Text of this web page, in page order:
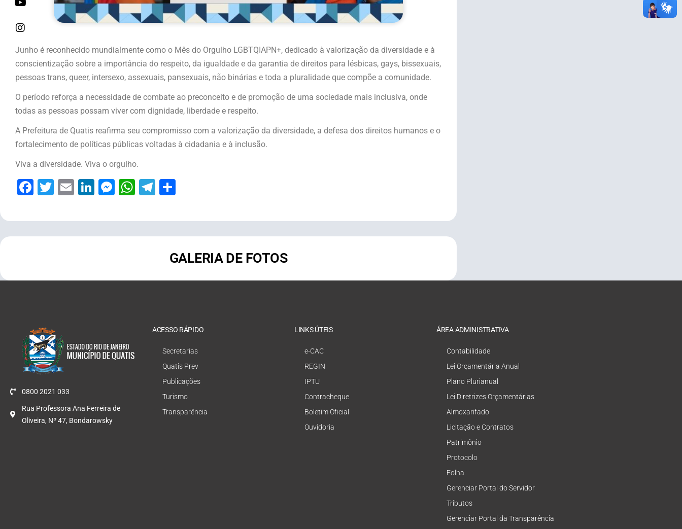
Junho é reconhecido mundialmente como o Mês do Orgulho LGBTQIAPN+, dedicado à valorização da diversidade e à
conscientização sobre a importância do respeito, da igualdade e da garantia de direitos para lésbicas, gays, bissexuais,
pessoas trans, queer, intersexo, assexuais, pansexuais, não binárias e toda a pluralidade que compõe a comunidade.
O período reforça a necessidade de combate ao preconceito e de promoção de uma sociedade mais inclusiva, onde
todas as pessoas possam viver com dignidade, liberdade e respeito.
A Prefeitura de Quatis reafirma seu compromisso com a valorização da diversidade, a defesa dos direitos humanos e o
fortalecimento de políticas públicas voltadas à cidadania e à inclusão.
Viva a diversidade. Viva o orgulho.
Facebook
Twitter
EmailLinkedIn
Messenger
WhatsApp
Telegram
GALERIA DE FOTOS
0800 2021 033
Rua Professora Ana Ferreira de
Oliveira, Nº 47, Bondarowsky
ACESSO RÁPIDO
Secretarias
Quatis Prev
Publicações
Turismo
Transparência
LINKS ÚTEIS
e-CAC
REGIN
IPTU
Contracheque
Boletim Oficial
Ouvidoria
ÁREA ADMINISTRATIVA
Contabilidade
Lei Orçamentária Anual
Plano Plurianual
Lei Diretrizes Orçamentárias
Almoxarifado
Licitação e Contratos
Patrimônio
Protocolo
Folha
Gerenciar Portal do Servidor
Tributos
Gerenciar Portal da Transparência